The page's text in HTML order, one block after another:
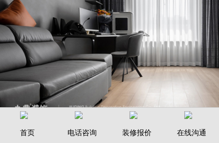
钱江五苑装修案例
首页 电话咨询 装修报价 在线沟通